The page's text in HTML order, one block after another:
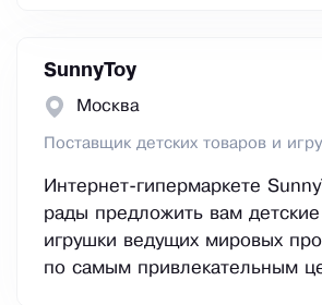
SunnyToy
Москва
Поставщик детских товаров и
Интернет-гипермаркете
рады предложить вам
игрушки ведущих мировых
по самым привлекательным